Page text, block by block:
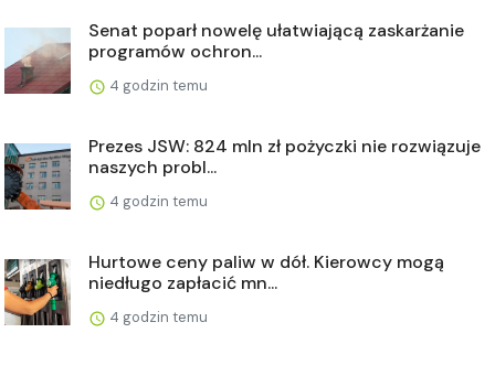
Senat poparł nowelę ułatwiającą zaskarżanie
programów ochron...
4 godzin temu
Prezes JSW: 824 mln zł pożyczki nie rozwiązuje
naszych probl...
4 godzin temu
Hurtowe ceny paliw w dół. Kierowcy mogą
niedługo zapłacić mn...
4 godzin temu